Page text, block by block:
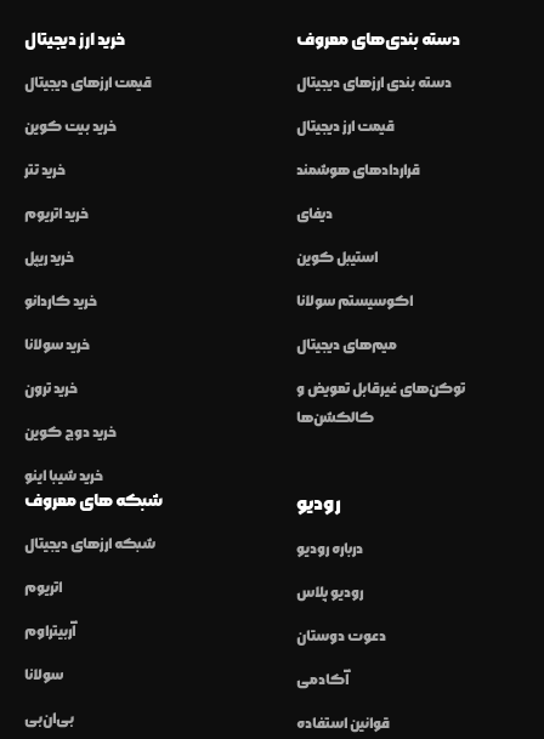
خرید ارز دیجیتال
قیمت ارزهای دیجیتال
خرید بیت کوین
خرید تتر
خرید اتریوم
خرید ریپل
خرید کاردانو
خرید سولانا
خرید ترون
خرید دوج کوین
خرید شیبا اینو
دسته بندی‌های معروف
دسته بندی ارزهای دیجیتال
قیمت ارز دیجیتال
قراردادهای هوشمند
دیفای
استیبل کوین
اکوسیستم سولانا
میم‌های دیجیتال
توکن‌های غیرقابل تعویض و
کالکشن‌ها
شبکه های معروف
شبکه ارزهای دیجیتال
اتریوم
آربیتراوم
سولانا
بی‌ان‌بی
رودیو
درباره رودیو
رودیو پلاس
دعوت دوستان
آکادمی
قوانین استفاده